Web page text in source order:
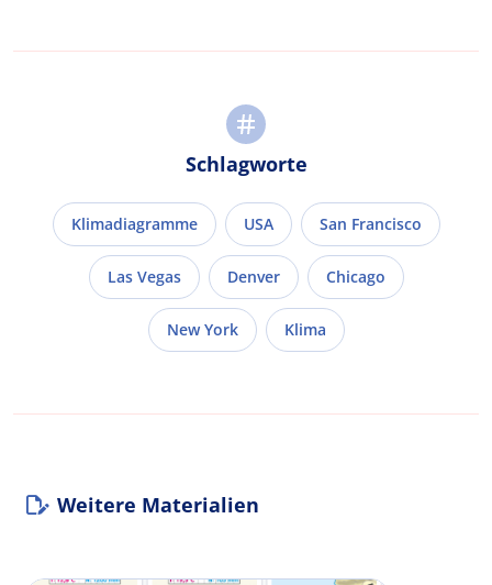
Schlagworte
Klimadiagramme USA San Francisco
Las Vegas Denver Chicago
New York Klima
Weitere Materialien